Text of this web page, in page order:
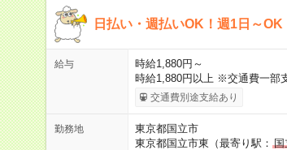
日払い・週払いOK！週1日～
給与
時給1,880円～
時給1,880円以上 ※交通費一部
交通費別途支給あり
勤務地
東京都国立市
東京都国立市東（最寄り駅： 国